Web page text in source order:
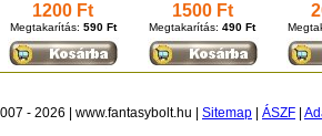
1200 Ft
Megtakarítás: 590 Ft
1500 Ft
Megtakarítás:490 Ft
- 2026 | www.fantasybolt.hu | Sitemap ÁSZF